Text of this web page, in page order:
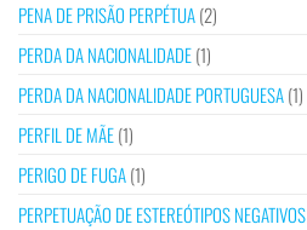
PENA DE PRISÃO PERPÉTUA(2)
PERDA DA NACIONALIDADE(1)
PERDA DA NACIONALIDADE PORTUGUESA(1)
PERFIL DE MÃE(1)
PERIGO DE FUGA(1)
PERPETUAÇÃO DE ESTEREÓTIPOS NEGATIVOS